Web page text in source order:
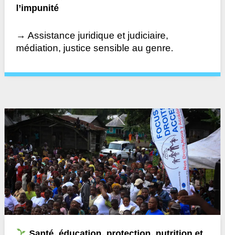
l’impunité
→ Assistance juridique et judiciaire,
médiation, justice sensible au genre.